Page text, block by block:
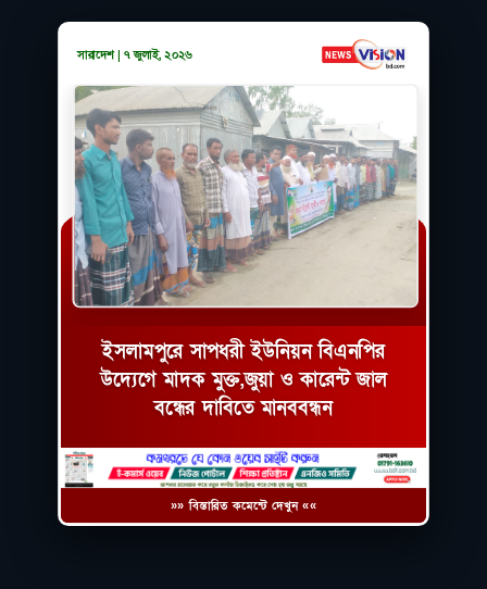
সারাদেশ | ৭ জুলাই, ২০২৬
ইসলামপুরে সাপধরী ইউনিয়ন বিএনপির
উদ্যেগে মাদক মুক্ত,জুয়া ও কারেন্ট জাল
বন্ধের দাবিতে মানববন্ধন
»» বিস্তারিত কমেন্টে দেখুন ««